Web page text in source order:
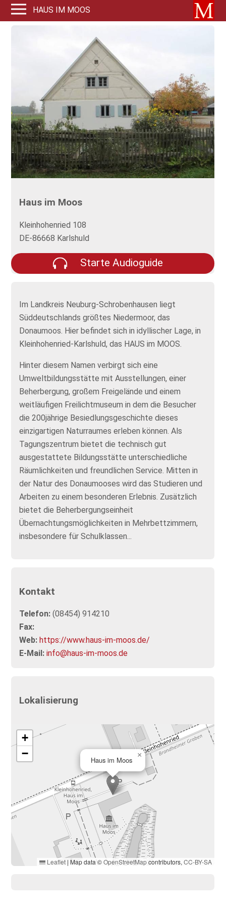
HAUS IM MOOS
Haus im Moos
Kleinhohenried 108
DE-86668 Karlshuld
Starte Audioguide
Im Landkreis Neuburg-Schrobenhausen liegt
Süddeutschlands größtes Niedermoor, das
Donaumoos. Hier befindet sich in idyllischer Lage, in
Kleinhohenried-Karlshuld, das HAUS im MOOS.
Hinter diesem Namen verbirgt sich eine
Umweltbildungsstätte mit Ausstellungen, einer
Beherbergung, großem Freigelände und einem
weitläufigen Freilichtmuseum in dem die Besucher
die 200jährige Besiedlungsgeschichte dieses
einzigartigen Naturraumes erleben können. Als
Tagungszentrum bietet die technisch gut
ausgestattete Bildungsstätte unterschiedliche
Räumlichkeiten und freundlichen Service. Mitten in
der Natur des Donaumooses wird das Studieren und
Arbeiten zu einem besonderen Erlebnis. Zusätzlich
bietet die Beherbergungseinheit
Übernachtungsmöglichkeiten in Mehrbettzimmern,
insbesondere für Schulklassen...
Kontakt
Telefon: (08454) 914210
Fax:
Web: https://www.haus-im-moos.de/
E-Mail: info@haus-im-moos.de
Lokalisierung
Haus im Moos
×
+
−
Leaflet | Map data ©OpenStreetMapcontributors,CC-BY-SA